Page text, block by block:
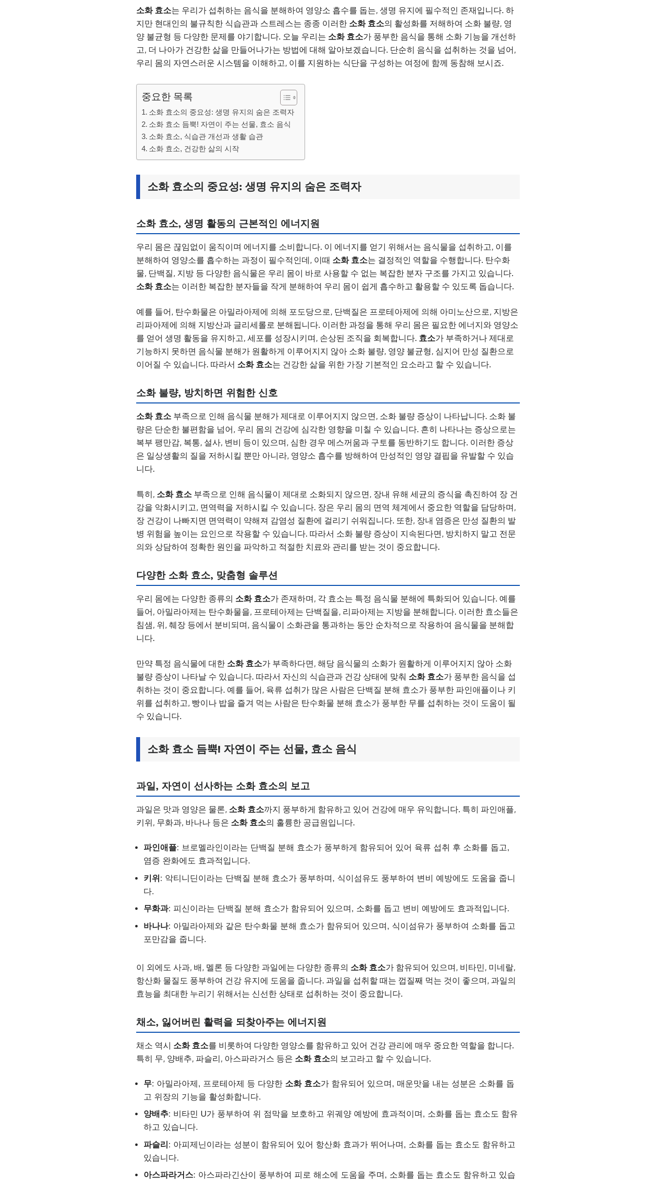
소화 효소는 우리가 섭취하는 음식을 분해하여 영양소 흡수를 돕는, 생명 유지에 필수적인 존재입니다. 하
지만 현대인의 불규칙한 식습관과 스트레스는 종종 이러한 소화 효소의 활성화를 저해하여 소화 불량, 영
양 불균형 등 다양한 문제를 야기합니다. 오늘 우리는 소화 효소가 풍부한 음식을 통해 소화 기능을 개선하
고, 더 나아가 건강한 삶을 만들어나가는 방법에 대해 알아보겠습니다. 단순히 음식을 섭취하는 것을 넘어,
우리 몸의 자연스러운 시스템을 이해하고, 이를 지원하는 식단을 구성하는 여정에 함께 동참해 보시죠.
중요한 목록
소화 효소의 중요성: 생명 유지의 숨은 조력자
소화 효소 듬뿍! 자연이 주는 선물, 효소 음식
소화 효소, 식습관 개선과 생활 습관
소화 효소, 건강한 삶의 시작
소화 효소의 중요성: 생명 유지의 숨은 조력자
소화 효소, 생명 활동의 근본적인 에너지원
우리 몸은 끊임없이 움직이며 에너지를 소비합니다. 이 에너지를 얻기 위해서는 음식물을 섭취하고, 이를
분해하여 영양소를 흡수하는 과정이 필수적인데, 이때 소화 효소는 결정적인 역할을 수행합니다. 탄수화
물, 단백질, 지방 등 다양한 음식물은 우리 몸이 바로 사용할 수 없는 복잡한 분자 구조를 가지고 있습니다.
소화 효소는 이러한 복잡한 분자들을 작게 분해하여 우리 몸이 쉽게 흡수하고 활용할 수 있도록 돕습니다.
예를 들어, 탄수화물은 아밀라아제에 의해 포도당으로, 단백질은 프로테아제에 의해 아미노산으로, 지방은
리파아제에 의해 지방산과 글리세롤로 분해됩니다. 이러한 과정을 통해 우리 몸은 필요한 에너지와 영양소
를 얻어 생명 활동을 유지하고, 세포를 성장시키며, 손상된 조직을 회복합니다. 효소가 부족하거나 제대로
기능하지 못하면 음식물 분해가 원활하게 이루어지지 않아 소화 불량, 영양 불균형, 심지어 만성 질환으로
이어질 수 있습니다. 따라서 소화 효소는 건강한 삶을 위한 가장 기본적인 요소라고 할 수 있습니다.
소화 불량, 방치하면 위험한 신호
소화 효소 부족으로 인해 음식물 분해가 제대로 이루어지지 않으면, 소화 불량 증상이 나타납니다. 소화 불
량은 단순한 불편함을 넘어, 우리 몸의 건강에 심각한 영향을 미칠 수 있습니다. 흔히 나타나는 증상으로는
복부 팽만감, 복통, 설사, 변비 등이 있으며, 심한 경우 메스꺼움과 구토를 동반하기도 합니다. 이러한 증상
은 일상생활의 질을 저하시킬 뿐만 아니라, 영양소 흡수를 방해하여 만성적인 영양 결핍을 유발할 수 있습
니다.
특히, 소화 효소 부족으로 인해 음식물이 제대로 소화되지 않으면, 장내 유해 세균의 증식을 촉진하여 장 건
강을 악화시키고, 면역력을 저하시킬 수 있습니다. 장은 우리 몸의 면역 체계에서 중요한 역할을 담당하며,
장 건강이 나빠지면 면역력이 약해져 감염성 질환에 걸리기 쉬워집니다. 또한, 장내 염증은 만성 질환의 발
병 위험을 높이는 요인으로 작용할 수 있습니다. 따라서 소화 불량 증상이 지속된다면, 방치하지 말고 전문
의와 상담하여 정확한 원인을 파악하고 적절한 치료와 관리를 받는 것이 중요합니다.
다양한 소화 효소, 맞춤형 솔루션
우리 몸에는 다양한 종류의 소화 효소가 존재하며, 각 효소는 특정 음식물 분해에 특화되어 있습니다. 예를
들어, 아밀라아제는 탄수화물을, 프로테아제는 단백질을, 리파아제는 지방을 분해합니다. 이러한 효소들은
침샘, 위, 췌장 등에서 분비되며, 음식물이 소화관을 통과하는 동안 순차적으로 작용하여 음식물을 분해합
니다.
만약 특정 음식물에 대한 소화 효소가 부족하다면, 해당 음식물의 소화가 원활하게 이루어지지 않아 소화
불량 증상이 나타날 수 있습니다. 따라서 자신의 식습관과 건강 상태에 맞춰 소화 효소가 풍부한 음식을 섭
취하는 것이 중요합니다. 예를 들어, 육류 섭취가 많은 사람은 단백질 분해 효소가 풍부한 파인애플이나 키
위를 섭취하고, 빵이나 밥을 즐겨 먹는 사람은 탄수화물 분해 효소가 풍부한 무를 섭취하는 것이 도움이 될
수 있습니다.
소화 효소 듬뿍! 자연이 주는 선물, 효소 음식
과일, 자연이 선사하는 소화 효소의 보고
과일은 맛과 영양은 물론, 소화 효소까지 풍부하게 함유하고 있어 건강에 매우 유익합니다. 특히 파인애플,
키위, 무화과, 바나나 등은 소화 효소의 훌륭한 공급원입니다.
파인애플: 브로멜라인이라는 단백질 분해 효소가 풍부하게 함유되어 있어 육류 섭취 후 소화를 돕고,
염증 완화에도 효과적입니다.
키위 : 악티니딘이라는 단백질 분해 효소가 풍부하며, 식이섬유도 풍부하여 변비 예방에도 도움을 줍니
다.
무화과: 피신이라는 단백질 분해 효소가 함유되어 있으며, 소화를 돕고 변비 예방에도 효과적입니다.
바나나: 아밀라아제와 같은 탄수화물 분해 효소가 함유되어 있으며, 식이섬유가 풍부하여 소화를 돕고
포만감을 줍니다.
이 외에도 사과, 배, 멜론 등 다양한 과일에는 다양한 종류의 소화 효소가 함유되어 있으며, 비타민, 미네랄,
항산화 물질도 풍부하여 건강 유지에 도움을 줍니다. 과일을 섭취할 때는 껍질째 먹는 것이 좋으며, 과일의
효능을 최대한 누리기 위해서는 신선한 상태로 섭취하는 것이 중요합니다.
채소, 잃어버린 활력을 되찾아주는 에너지원
채소 역시 소화 효소를 비롯하여 다양한 영양소를 함유하고 있어 건강 관리에 매우 중요한 역할을 합니다.
특히 무, 양배추, 파슬리, 아스파라거스 등은 소화 효소의 보고라고 할 수 있습니다.
무: 아밀라아제, 프로테아제 등 다양한 소화 효소가 함유되어 있으며, 매운맛을 내는 성분은 소화를 돕
고 위장의 기능을 활성화합니다.
양배추: 비타민 U가 풍부하여 위 점막을 보호하고 위궤양 예방에 효과적이며, 소화를 돕는 효소도 함유
하고 있습니다.
파슬리 : 아피제닌이라는 성분이 함유되어 있어 항산화 효과가 뛰어나며, 소화를 돕는 효소도 함유하고
있습니다.
아스파라거스: 아스파라긴산이 풍부하여 피로 해소에 도움을 주며, 소화를 돕는 효소도 함유하고 있습